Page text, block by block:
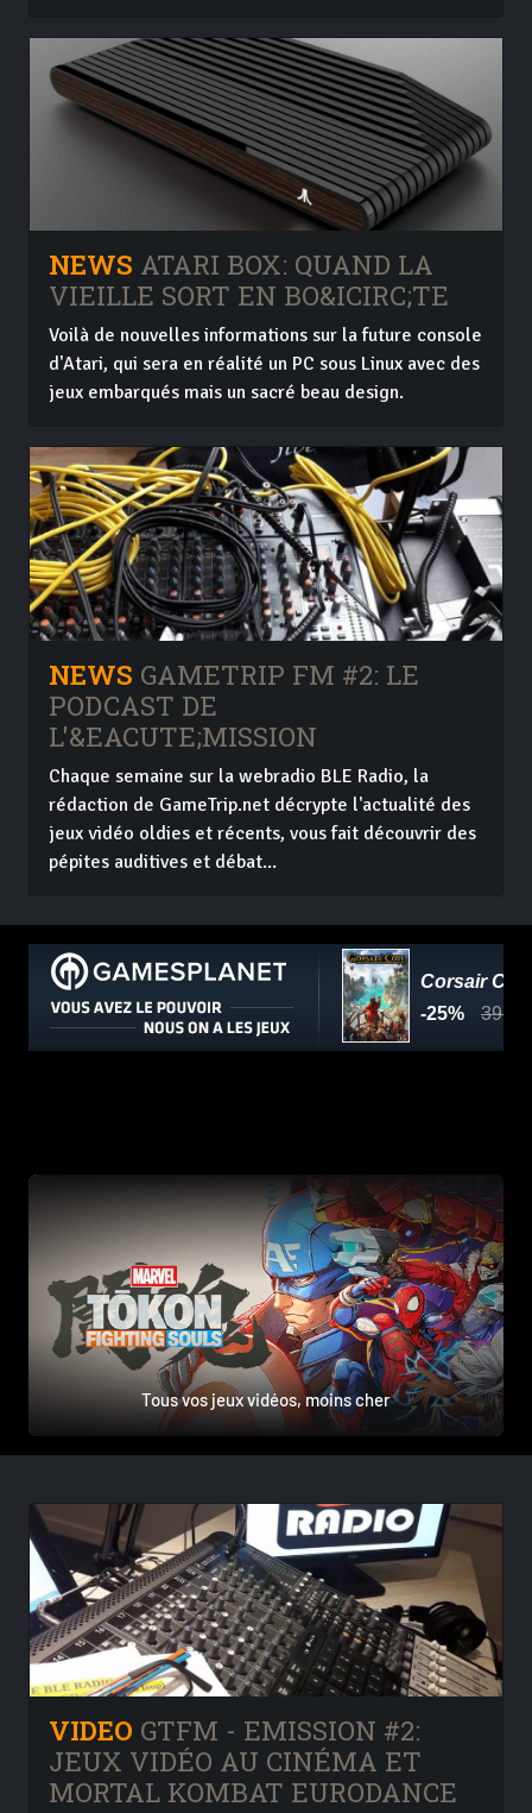
NEWS ATARI BOX: QUAND LA
VIEILLE SORT EN BO&ICIRC;TE
Voilà de nouvelles informations sur la future console
d'Atari, qui sera en réalité un PC sous Linux avec des
jeux embarqués mais un sacré beau design.
NEWS GAMETRIP FM #2: LE
PODCAST DE
L'&EACUTE;MISSION
Chaque semaine sur la webradio BLE Radio, la
rédaction de GameTrip.net décrypte l'actualité des
jeux vidéo oldies et récents, vous fait découvrir des
pépites auditives et débat...
Tous vos jeux vidéos, moins cher
VIDEO GTFM - EMISSION #2:
JEUX VIDÉO AU CINÉMA ET
MORTAL KOMBAT EURODANCE